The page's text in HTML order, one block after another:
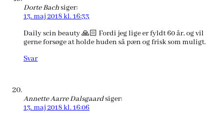
Dorte Bachsiger:
13. maj 2018 kl. 16:33
Daily scin beauty 🙏🏻 Fordi jeg lige er fyldt 60 år, og vil
gerne forsøge at holde huden så pæn og frisk som muligt.
Svar
Annette Aarre Dalsgaardsiger:
13. maj 2018 kl. 16:06